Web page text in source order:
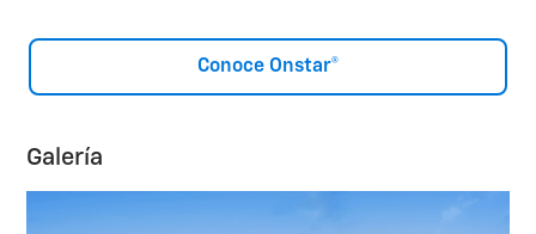
Conoce Onstar®
Galería